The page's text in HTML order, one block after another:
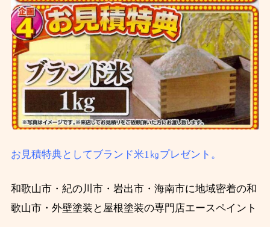
お見積特典としてブランド米1㎏プレゼント。
和歌山市・紀の川市・岩出市・海南市に地域密着の和
歌山市・外壁塗装と屋根塗装の専門店エースペイント